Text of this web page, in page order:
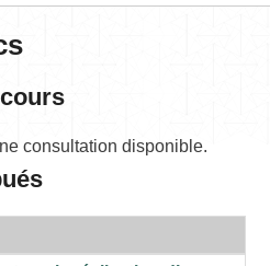
consultation disponible.